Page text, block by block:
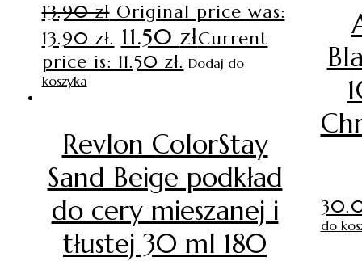
13.90zł Original price was:
13.90 zł. 11.50 złCurrent
price is: 11.50 zł. Dodaj do
koszyka
Revlon ColorStay
Sand Beige podkład
do cery mieszanej i
tłustej 30 ml 180
do